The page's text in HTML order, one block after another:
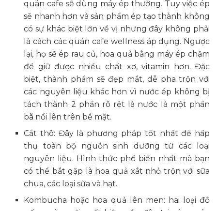
quán cafe sẽ dùng máy ép thường. Tuy việc ép
sẽ nhanh hơn và sản phẩm ép tạo thành không
có sự khác biệt lớn về vị nhưng đây không phải
là cách các quán cafe wellness áp dụng. Ngược
lại, họ sẽ ép rau củ, hoa quả bằng máy ép chậm
để giữ được nhiều chất xơ, vitamin hơn. Đặc
biệt, thành phẩm sẽ đẹp mắt, dễ pha trộn với
các nguyên liệu khác hơn vì nước ép không bị
tách thành 2 phần rõ rệt là nước là một phần
bã nổi lên trên bề mặt.
Cắt thô: Đây là phương pháp tốt nhất để hấp
thụ toàn bộ nguồn sinh dưỡng từ các loại
nguyên liệu. Hình thức phổ biến nhất mà bạn
có thể bắt gặp là hoa quả xắt nhỏ trộn với sữa
chua, các loại sữa và hạt.
Kombucha hoặc hoa quả lên men: hai loại đồ